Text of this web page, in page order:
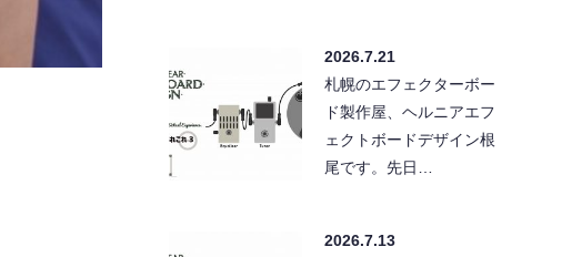
2026.7.21
札幌のエフェクターボー
ド製作屋、ヘルニアエフ
ェクトボードデザイン根
尾です。先日…
2026.7.13